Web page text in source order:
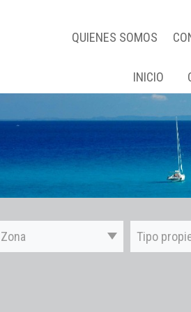
QUIENES SOMOS
INICIO
Zona Tipo